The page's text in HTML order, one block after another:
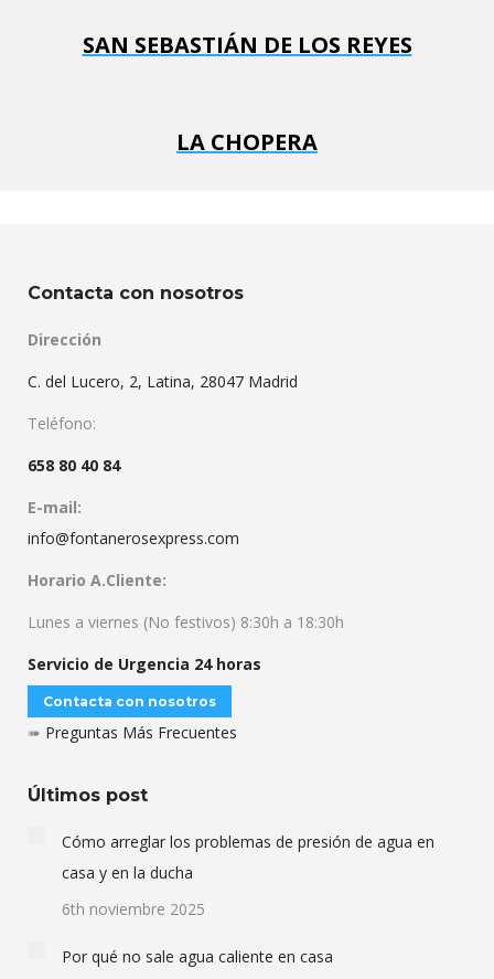
SAN SEBASTIÁN DE LOS REYES
LA CHOPERA
Contacta con nosotros
Dirección
C. del Lucero, 2, Latina, 28047 Madrid
Teléfono:
658 80 40 84
E-mail:
info@fontanerosexpress.com
Horario A.Cliente:
Lunes a viernes (No festivos) 8:30h a 18:30h
Servicio de Urgencia 24 horas
Contacta con nosotros
➠ Preguntas Más Frecuentes
Últimos post
Cómo arreglar los problemas de presión de agua en
casa y en la ducha
6th noviembre 2025
Por qué no sale agua caliente en casa